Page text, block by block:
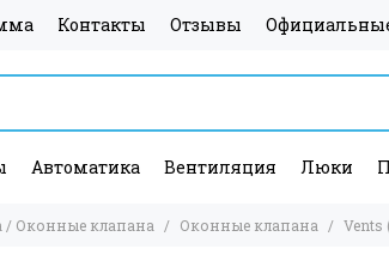
Контакты Отзывы
Автоматика Вентиляция Люки
/ Оконные клапана Оконные клапана Vents